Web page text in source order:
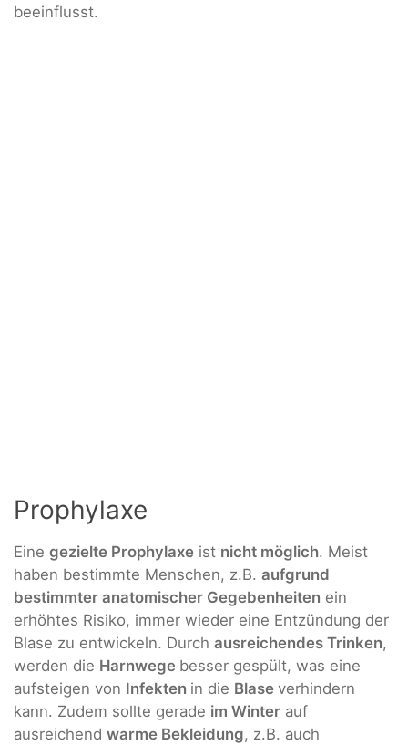
beeinflusst.
Prophylaxe
Eine gezielte Prophylaxe ist nicht möglich. Meist
haben bestimmte Menschen, z.B. aufgrund
bestimmter anatomischer Gegebenheiten ein
erhöhtes Risiko, immer wieder eine Entzündung der
Blase zu entwickeln. Durch ausreichendes Trinken,
werden die Harnwege besser gespült, was eine
aufsteigen von Infekten in die Blase verhindern
kann. Zudem sollte gerade im Winter auf
ausreichend warme Bekleidung, z.B. auch